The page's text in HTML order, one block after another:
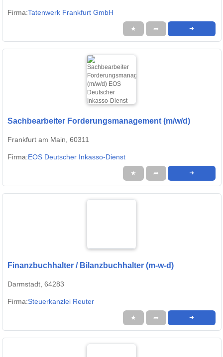
Firma:Tatenwerk Frankfurt GmbH
★ ➦ ➜
Sachbearbeiter Forderungsmanagement (m/w/d)
Frankfurt am Main, 60311
Firma:EOS Deutscher Inkasso-Dienst
★ ➦ ➜
Finanzbuchhalter / Bilanzbuchhalter (m-w-d)
Darmstadt, 64283
Firma:Steuerkanzlei Reuter
★ ➦ ➜